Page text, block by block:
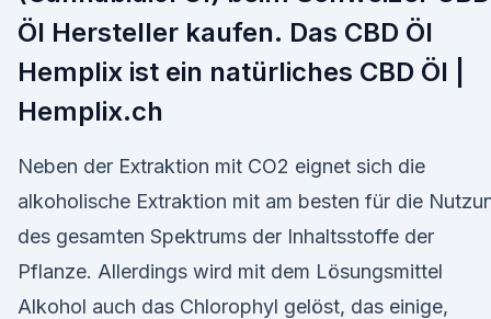
Öl Hersteller kaufen. Das CBD Öl
Hemplix ist ein natürliches CBD Öl |
Hemplix.ch
Neben der Extraktion mit CO2 eignet sich die
alkoholische Extraktion mit am besten für die
des gesamten Spektrums der Inhaltsstoffe der
Pflanze. Allerdings wird mit dem Lösungsmittel
Alkohol auch das Chlorophyl gelöst, das einige,